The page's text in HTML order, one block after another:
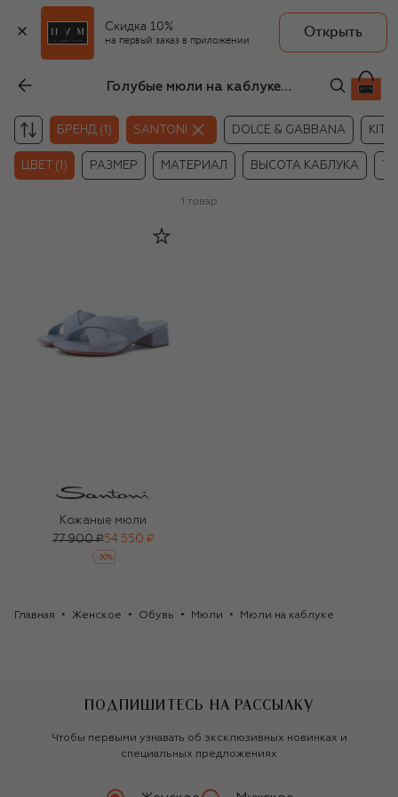
Скидка 10%
на первый заказ в приложении
Открыть
Голубые мюли на каблуке Santoni
БРЕНД (1) SANTONI DOLCE & GABBANA
ЦВЕТ (1) РАЗМЕР МАТЕРИАЛ ВЫСОТА КАБЛУКА
1 товар
Кожаные мюли
77 900 ₽54 550 ₽
-30%
Главная Женское Обувь Мюли Мюли на каблуке
ПОДПИШИТЕСЬ НА РАССЫЛКУ
Чтобы первыми узнавать об эксклюзивных новинках и
специальных предложениях